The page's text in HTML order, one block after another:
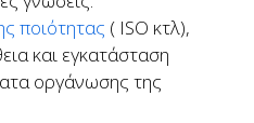
ποιότητας ( ISO κτλ),
και εγκατάσταση
οργάνωσης της